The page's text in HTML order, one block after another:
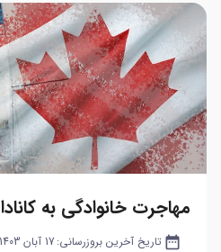
مهاجرت خانوادگی به کانادا
date_range تاریخ آخرین بروزرسانی: 17 آبان 1403